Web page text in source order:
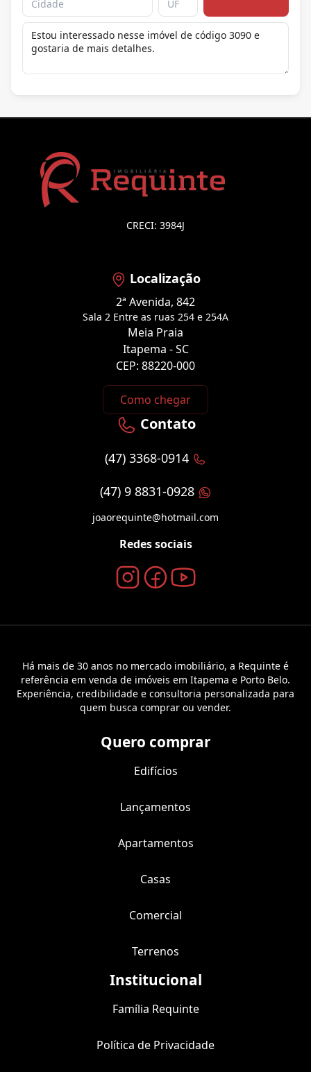
CRECI: 3984J
Localização
2ª Avenida, 842
Sala 2 Entre as ruas 254 e 254A
Meia Praia
Itapema - SC
CEP: 88220-000
Como chegar
Contato
(47) 3368-0914
(47) 9 8831-0928
joaorequinte@hotmail.com
Redes sociais
Há mais de 30 anos no mercado imobiliário, a Requinte é
referência em venda de imóveis em Itapema e Porto Belo.
Experiência, credibilidade e consultoria personalizada para
quem busca comprar ou vender.
Quero comprar
Edifícios
Lançamentos
Apartamentos
Casas
Comercial
Terrenos
Institucional
Família Requinte
Política de Privacidade